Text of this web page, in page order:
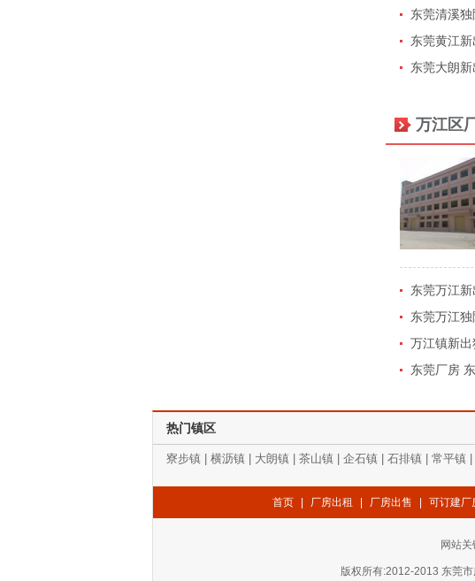
东莞清溪
东莞黄江
东莞大朗
万江区
东莞万江
东莞万江
万江镇新
东莞厂房
热门镇区
寮步镇 横沥镇 大朗镇 茶山镇 企石镇 石排镇 常平镇
首页 厂房出租 厂房出售 可订建厂
网站关
版权所有:2012-2013 东莞